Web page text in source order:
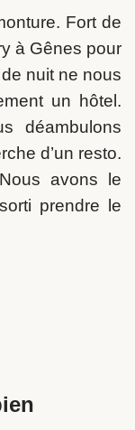
Fort de
à Gênes pour
nuit ne nous
un hôtel.
déambulons
d’un resto.
avons le
prendre le